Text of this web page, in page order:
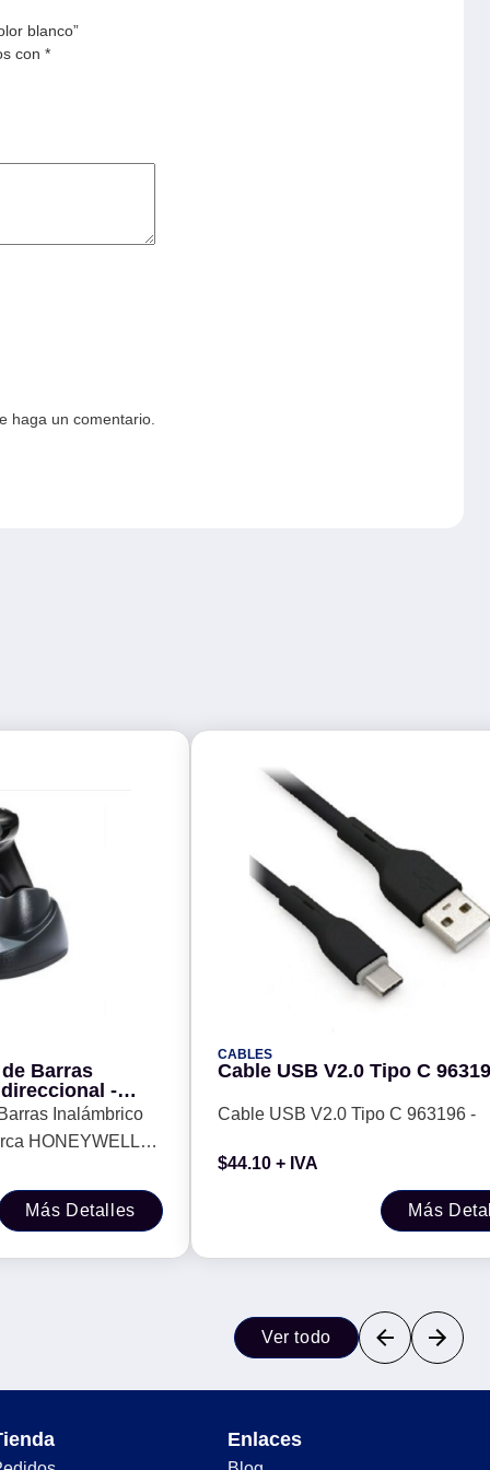
blanco”
con *
haga un comentario.
Barras
-
Modelo
2USB-5-
Inalámbrico
HONEYWELL
(1472G2D-
Más Detalles
CABLES
Cable USB V2.0 Tipo C
Cable USB V2.0 Tipo C 963196 -
$44.10 + IVA
Más
Ver todo
Enlaces